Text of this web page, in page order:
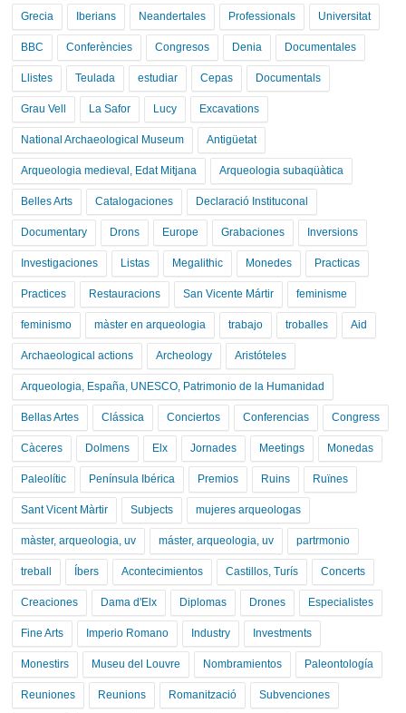
Grecia Iberians Neandertales Professionals Universitat
BBC Conferències Congresos Denia Documentales
Llistes Teulada estudiar Cepas Documentals
Grau Vell La Safor Lucy Excavations
National Archaeological Museum Antigüetat
Arqueologia medieval, Edat Mitjana Arqueologia subaqüàtica
Belles Arts Catalogaciones Declaració Instituconal
Documentary Drons Europe Grabaciones Inversions
Investigaciones Listas Megalithic Monedes Practicas
Practices Restauracions San Vicente Mártir feminisme
feminismo màster en arqueologia trabajo troballes Aid
Archaeological actions Archeology Aristóteles
Arqueologia, España, UNESCO, Patrimonio de la Humanidad
Bellas Artes Clássica Conciertos Conferencias Congress
Càceres Dolmens Elx Jornades Meetings Monedas
Paleolític Península Ibérica Premios Ruins Ruïnes
Sant Vicent Màrtir Subjects mujeres arqueologas
màster, arqueologia, uv máster, arqueologia, uv partrmonio
treball Íbers Acontecimientos Castillos, Turís Concerts
Creaciones Dama d'Elx Diplomas Drones Especialistes
Fine Arts Imperio Romano Industry Investments
Monestirs Museu del Louvre Nombramientos Paleontología
Reuniones Reunions Romanització Subvenciones